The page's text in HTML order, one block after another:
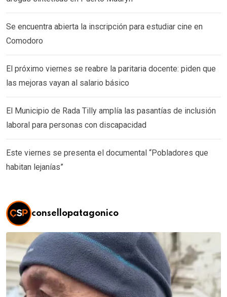
Se encuentra abierta la inscripción para estudiar cine en
Comodoro
El próximo viernes se reabre la paritaria docente: piden que
las mejoras vayan al salario básico
El Municipio de Rada Tilly amplía las pasantías de inclusión
laboral para personas con discapacidad
Este viernes se presenta el documental “Pobladores que
habitan lejanías”
consellopatagonico